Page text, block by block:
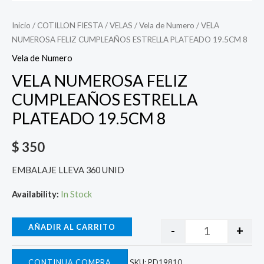
Inicio / COTILLON FIESTA/VELAS /Vela de Numero / VELA
NUMEROSA FELIZ CUMPLEAÑOS ESTRELLA PLATEADO 19.5CM 8
Vela de Numero
VELA NUMEROSA FELIZ
CUMPLEAÑOS ESTRELLA
PLATEADO 19.5CM 8
$ 350
EMBALAJE LLEVA 360 UNID
Availability: In Stock
- +
AÑADIR AL CARRITO